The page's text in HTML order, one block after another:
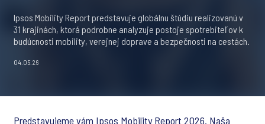
Ipsos Mobility Report predstavuje globálnu štúdiu realizovanú v
31 krajinách, ktorá podrobne analyzuje postoje spotrebiteľov k
budúcnosti mobility, verejnej doprave a bezpečnosti na cestách.
04.05.26
Predstavujeme vám Ipsos Mobility Report 2026. Naša